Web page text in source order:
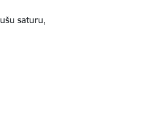
saturu,